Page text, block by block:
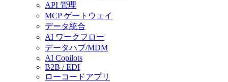
API 管理
MCP ゲートウェイ
データ統合
AI ワークフロー
データハブ/MDM
AI Copilots
B2B / EDI
ローコードアプリ